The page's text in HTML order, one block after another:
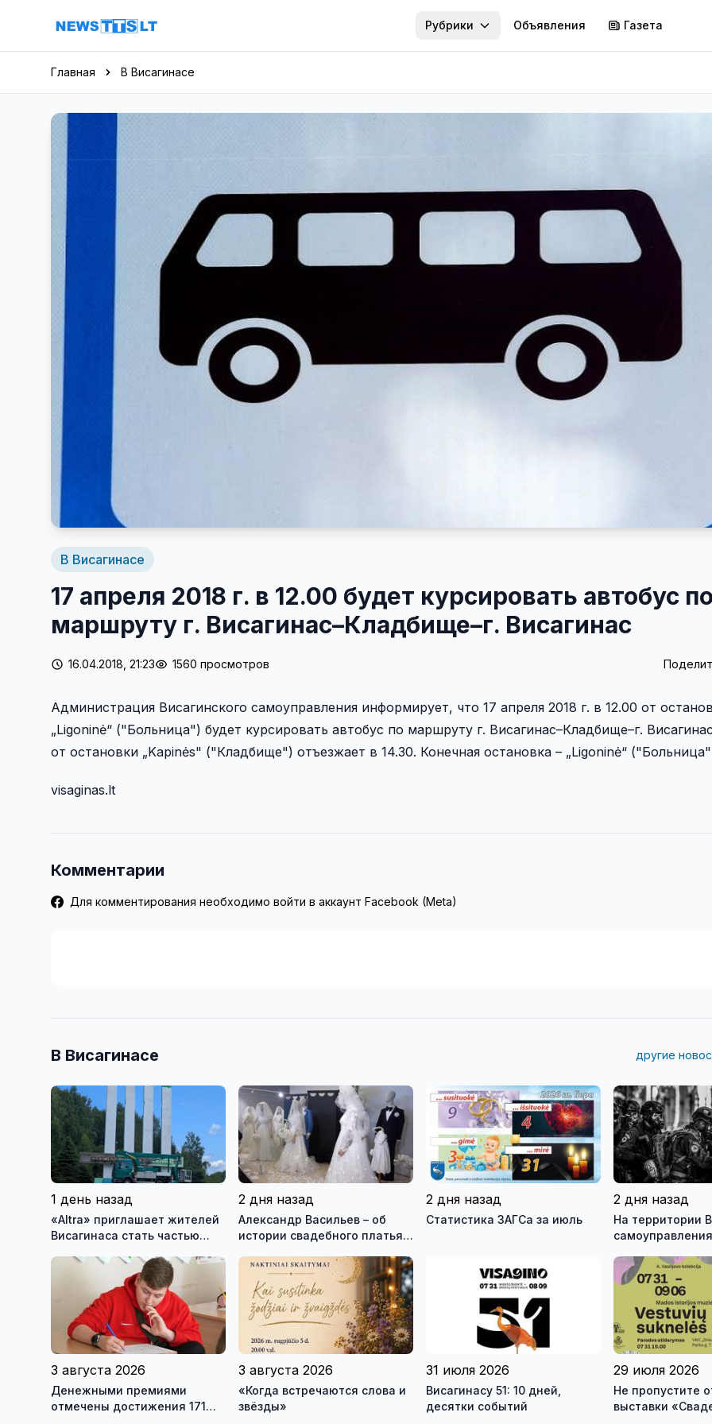
Перейти к содержимому
Рубрики Объявления Газета
Главная В Висагинасе
В Висагинасе
17 апреля 2018 г. в 12.00 будет курсировать автобус по
маршруту г. Висагинас–Кладбище–г. Висагинас
16.04.2018, 21:23 1560 просмотров
Администрация Висагинского самоуправления информирует, что 17 апреля 2018 г. в 12.00 от
„Ligoninė“ ("Больница") будет курсировать автобус по маршруту г. Висагинас–Кладбище–г.
от остановки „Kapinės" ("Кладбище") отъезжает в 14.30. Конечная остановка – „Ligoninė“
visaginas.lt
Комментарии
Для комментирования необходимо войти в аккаунт Facebook (Meta)
В Висагинасе другие
1 день назад
«Altra» приглашает жителей
Висагинаса стать частью
2 дня назад
Александр Васильев – об
истории свадебного платья и
истории моды (видео)
2 дня назад
Статистика ЗАГСа за июль
2 дня назад
На территории
учения «Baltic
3 августа 2026
Денежными премиями
отмечены достижения 171
3 августа 2026
«Когда встречаются слова и
звёзды»
31 июля 2026
Висагинасу 51: 10 дней,
десятки событий
29 июля 2026
Не пропустите
выставки